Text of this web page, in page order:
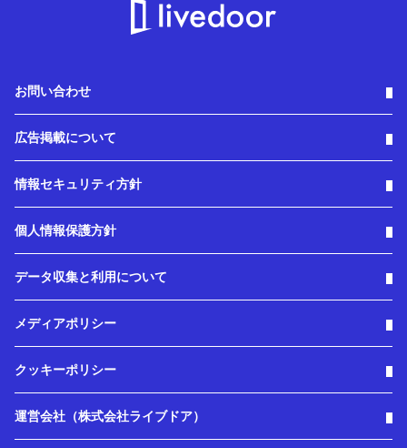
お問い合わせ
広告掲載について
情報セキュリティ方針
個人情報保護方針
データ収集と利用について
メディアポリシー
クッキーポリシー
運営会社（株式会社ライブドア）